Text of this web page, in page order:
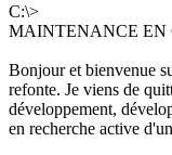
C:\>
MAINTENANCE EN
Bonjour et bienvenue
refonte. Je viens de
développement,
en recherche active